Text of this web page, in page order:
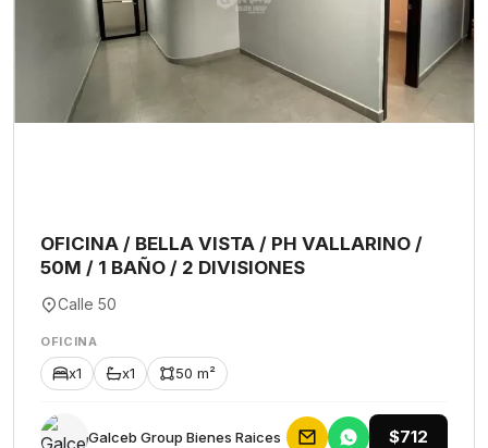
OFICINA / BELLA VISTA / PH VALLARINO /
50M / 1 BAÑO / 2 DIVISIONES
Calle 50
OFICINA
x1 x1 50 m²
Galceb Group Bienes Raices $712